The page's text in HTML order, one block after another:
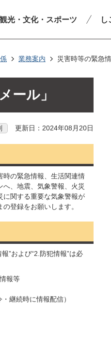
観光・文化・スポーツ し
業務案内 災害時等の緊急
ール」
更新日：2024年08月20日
時の緊急情報、生活関連情
、地震、気象警報、火災
に関する重要な気象警報が
登録をお願いします。
”および“2.防犯情報”は必
報等
継続時に情報配信）